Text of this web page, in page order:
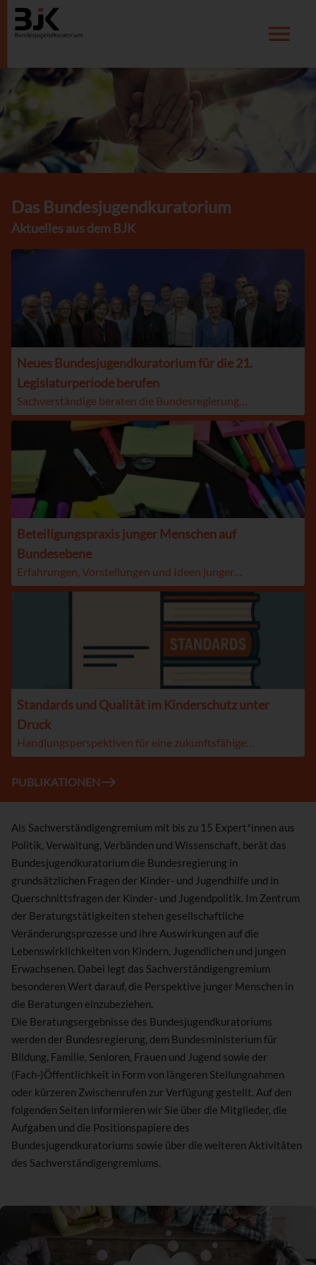
Das Bundesjugendkuratorium
Aktuelles aus dem BJK
Neues Bundesjugendkuratorium für die 21.
Legislaturperiode berufen
Sachverständige beraten die Bundesregierung…
Beteiligungspraxis junger Menschen auf
Bundesebene
Erfahrungen, Vorstellungen und Ideen junger…
Standards und Qualität im Kinderschutz unter
Druck
Handlungsperspektiven für eine zukunftsfähige…
PUBLIKATIONEN
Als Sachverständigengremium mit bis zu 15 Expert*innen aus
Politik, Verwaltung, Verbänden und Wissenschaft, berät das
Bundesjugendkuratorium die Bundesregierung in
grundsätzlichen Fragen der Kinder- und Jugendhilfe und in
Querschnittsfragen der Kinder- und Jugendpolitik. Im Zentrum
der Beratungstätigkeiten stehen gesellschaftliche
Veränderungsprozesse und ihre Auswirkungen auf die
Lebenswirklichkeiten von Kindern, Jugendlichen und jungen
Erwachsenen. Dabei legt das Sachverständigengremium
besonderen Wert darauf, die Perspektive junger Menschen in
die Beratungen einzubeziehen.
Die Beratungsergebnisse des Bundesjugendkuratoriums
werden der Bundesregierung, dem Bundesministerium für
Bildung, Familie, Senioren, Frauen und Jugend sowie der
(Fach-)Öffentlichkeit in Form von längeren Stellungnahmen
oder kürzeren Zwischenrufen zur Verfügung gestellt. Auf den
folgenden Seiten informieren wir Sie über die Mitglieder, die
Aufgaben und die Positionspapiere des
Bundesjugendkuratoriums sowie über die weiteren Aktivitäten
des Sachverständigengremiums.